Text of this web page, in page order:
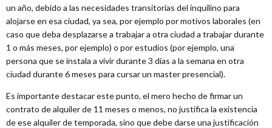
un año, debido a las necesidades transitorias del inquilino para
alojarse en esa ciudad, ya sea, por ejemplo por motivos laborales (en
caso que deba desplazarse a trabajar a otra ciudad a trabajar durante
1 o más meses, por ejemplo) o por estudios (por ejemplo, una
persona que se instala a vivir durante 3 días a la semana en otra
ciudad durante 6 meses para cursar un master presencial).
Es importante destacar este punto, el mero hecho de firmar un
contrato de alquiler de 11 meses o menos, no justifica la existencia
de ese alquiler de temporada, sino que debe darse una justificación